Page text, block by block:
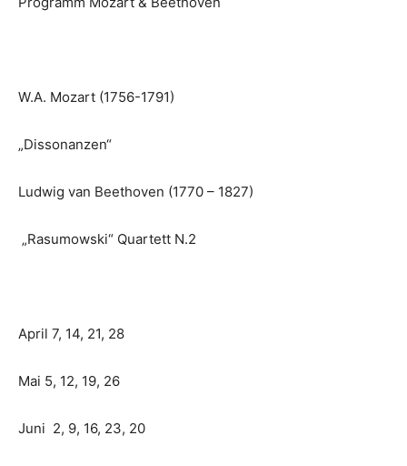
W.A. Mozart (1756-1791)
„Dissonanzen“
Ludwig van Beethoven (1770 – 1827)
„Rasumowski“ Quartett N.2
April 7, 14, 21, 28
Mai 5, 12, 19, 26
Juni 2, 9, 16, 23, 20